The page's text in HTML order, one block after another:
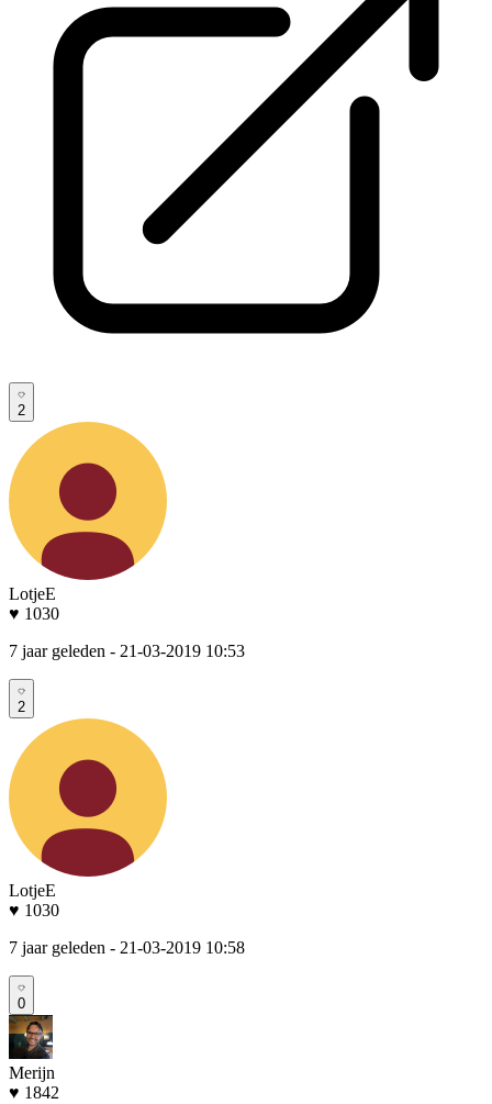
2
LotjeE
♥ 1030
7 jaar geleden - 21-03-2019 10:53
2
LotjeE
♥ 1030
7 jaar geleden - 21-03-2019 10:58
0
Merijn
♥ 1842